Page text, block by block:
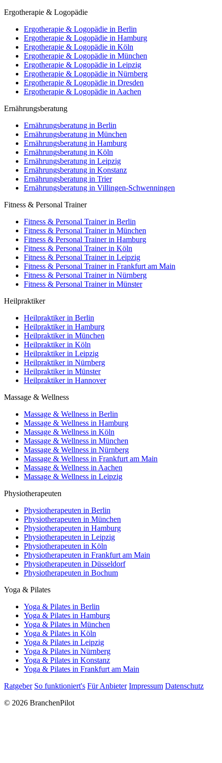
Ergotherapie & Logopädie
Ergotherapie & Logopädie in Berlin
Ergotherapie & Logopädie in Hamburg
Ergotherapie & Logopädie in Köln
Ergotherapie & Logopädie in München
Ergotherapie & Logopädie in Leipzig
Ergotherapie & Logopädie in Nürnberg
Ergotherapie & Logopädie in Dresden
Ergotherapie & Logopädie in Aachen
Ernährungsberatung
Ernährungsberatung in Berlin
Ernährungsberatung in München
Ernährungsberatung in Hamburg
Ernährungsberatung in Köln
Ernährungsberatung in Leipzig
Ernährungsberatung in Konstanz
Ernährungsberatung in Trier
Ernährungsberatung in Villingen-Schwenningen
Fitness & Personal Trainer
Fitness & Personal Trainer in Berlin
Fitness & Personal Trainer in München
Fitness & Personal Trainer in Hamburg
Fitness & Personal Trainer in Köln
Fitness & Personal Trainer in Leipzig
Fitness & Personal Trainer in Frankfurt am Main
Fitness & Personal Trainer in Nürnberg
Fitness & Personal Trainer in Münster
Heilpraktiker
Heilpraktiker in Berlin
Heilpraktiker in Hamburg
Heilpraktiker in München
Heilpraktiker in Köln
Heilpraktiker in Leipzig
Heilpraktiker in Nürnberg
Heilpraktiker in Münster
Heilpraktiker in Hannover
Massage & Wellness
Massage & Wellness in Berlin
Massage & Wellness in Hamburg
Massage & Wellness in Köln
Massage & Wellness in München
Massage & Wellness in Nürnberg
Massage & Wellness in Frankfurt am Main
Massage & Wellness in Aachen
Massage & Wellness in Leipzig
Physiotherapeuten
Physiotherapeuten in Berlin
Physiotherapeuten in München
Physiotherapeuten in Hamburg
Physiotherapeuten in Leipzig
Physiotherapeuten in Köln
Physiotherapeuten in Frankfurt am Main
Physiotherapeuten in Düsseldorf
Physiotherapeuten in Bochum
Yoga & Pilates
Yoga & Pilates in Berlin
Yoga & Pilates in Hamburg
Yoga & Pilates in München
Yoga & Pilates in Köln
Yoga & Pilates in Leipzig
Yoga & Pilates in Nürnberg
Yoga & Pilates in Konstanz
Yoga & Pilates in Frankfurt am Main
Ratgeber So funktioniert's Für Anbieter Impressum Datenschutz
© 2026 BranchenPilot